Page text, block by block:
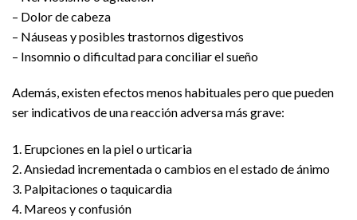
– Dolor de cabeza
– Náuseas y posibles trastornos digestivos
– Insomnio o dificultad para conciliar el sueño
Además, existen efectos menos habituales pero que pueden
ser indicativos de una reacción adversa más grave:
1. Erupciones en la piel o urticaria
2. Ansiedad incrementada o cambios en el estado de ánimo
3. Palpitaciones o taquicardia
4. Mareos y confusión